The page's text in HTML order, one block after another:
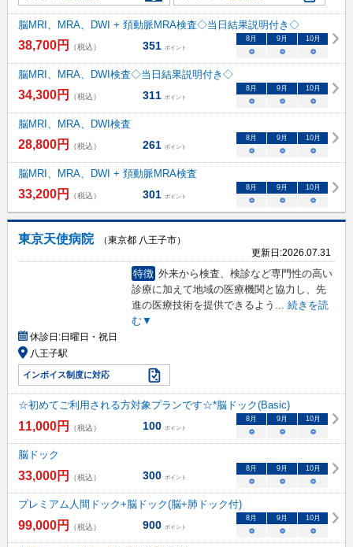
脳MRI、MRA、DWI + 頚動脈MRA検査◇当日結果説明付き◇
38,700円 （税込） 351 ポイント
8 月 9 月 10月
○ ○ ○
脳MRI、MRA、DWI検査◇当日結果説明付き◇
34,300円 （税込） 311 ポイント
8 月 9 月 10月
○ ○ ○
脳MRI、MRA、DWI検査
28,800円 （税込） 261 ポイント
8 月 9 月 10月
○ ○ ○
脳MRI、MRA、DWI + 頚動脈MRA検査
33,200円 （税込） 301 ポイント
8 月 9 月 10月
○ ○ ○
東京天使病院
（東京都 八王子市）
更新日:2026.07.31
特徴 外来から検査、検診など専門性の高い
診療に加えて地域の医療機関と協力し、先
進の医療技術を提供できるよう ... 続きを読
む▼
休診日:日曜日・祝日
八王子駅
インボイス制度に対応
☆初めてご利用される方対象プランです☆*脳ドック(Basic)
11,000円 （税込） 100 ポイント
8月 9月 10月
○ ○ ○
脳ドック
33,000円 （税込） 300 ポイント
8月 9月 10月
○ ○ ○
プレミアム人間ドック+脳ドック(脳+肺ドック付)
99,000円 （税込） 900 ポイント
8月 9月 10月
○ ○ ○